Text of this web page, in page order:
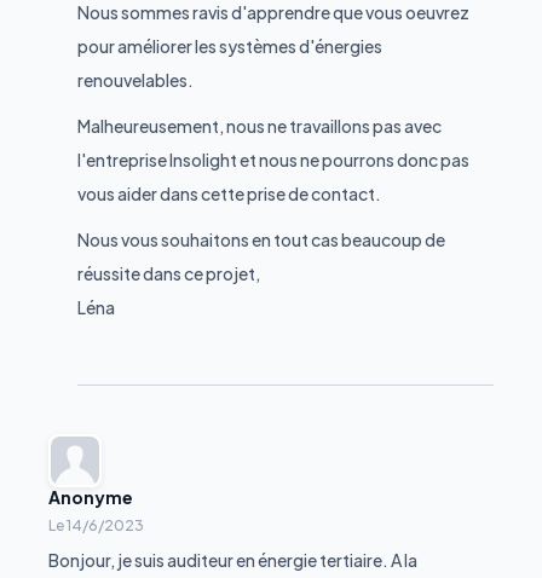
Nous sommes ravis d'apprendre que vous oeuvrez
pour améliorer les systèmes d'énergies
renouvelables.
Malheureusement, nous ne travaillons pas avec
l'entreprise Insolight et nous ne pourrons donc pas
vous aider dans cette prise de contact.
Nous vous souhaitons en tout cas beaucoup de
réussite dans ce projet,
Léna
Anonyme
Le14/6/2023
Bonjour, je suis auditeur en énergie tertiaire. A la